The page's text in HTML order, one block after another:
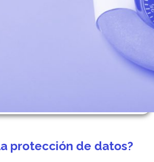
protección de datos?